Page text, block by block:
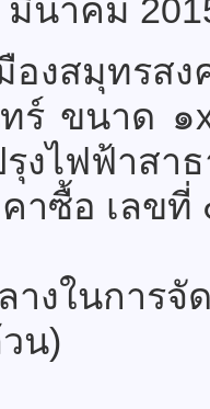
นาคม
สมุทรสงค
ร์ ขนาด
รุงไฟฟ้าส
คาซื้อ เลข
นการจัดซื้
น)